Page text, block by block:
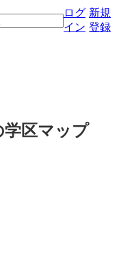
ログ
イン
新規
登録
学区マップ